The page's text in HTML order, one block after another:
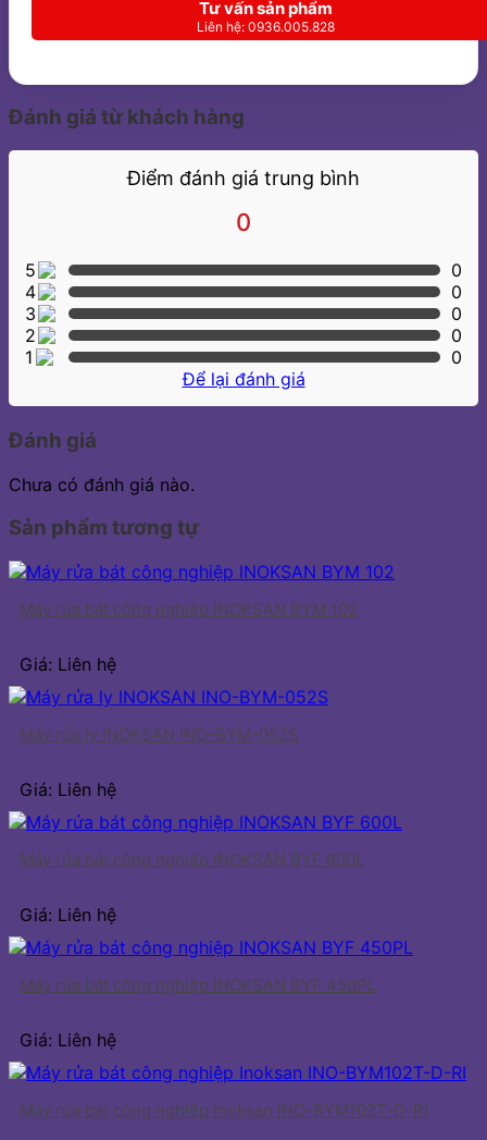
Tư vấn sản phẩm
Liên hệ: 0936.005.828
Đánh giá từ khách hàng
Điểm đánh giá trung bình
0
5
0
4
0
3
0
2
0
1
0
Để lại đánh giá
Đánh giá
Chưa có đánh giá nào.
Sản phẩm tương tự
Máy rửa bát công nghiệp INOKSAN BYM 102
Giá: Liên hệ
Máy rửa ly INOKSAN INO-BYM-052S
Giá: Liên hệ
Máy rửa bát công nghiệp INOKSAN BYF 600L
Giá: Liên hệ
Máy rửa bát công nghiệp INOKSAN BYF 450PL
Giá: Liên hệ
Máy rửa bát công nghiệp Inoksan INO-BYM102T-D-RI